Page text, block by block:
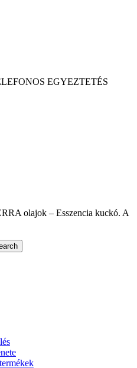
EGYEZTETÉS
olajok – Esszencia kuckó. A